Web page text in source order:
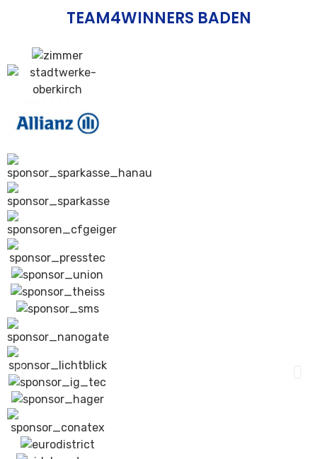
TEAM4WINNERS BADEN